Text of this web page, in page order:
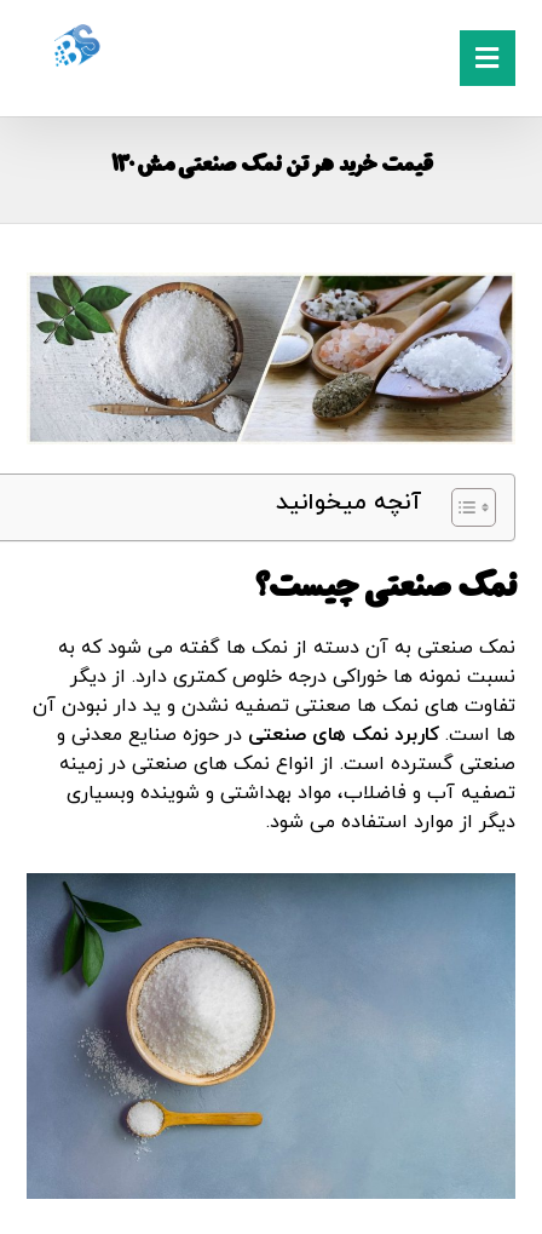
قیمت خرید هر تن نمک صنعتی مش 130
آنچه میخوانید
نمک صنعتی چیست؟
نمک صنعتی به آن دسته از نمک ها گفته می شود که به
نسبت نمونه ها خوراکی درجه خلوص کمتری دارد. از دیگر
تفاوت های نمک ها صعنتی تصفیه نشدن و ید دار نبودن آن
ها است.کاربرد نمک های صنعتی در حوزه صنایع معدنی و
صنعتی گسترده است. از انواع نمک های صنعتی در زمینه
تصفیه آب و فاضلاب، مواد بهداشتی و شوینده وبسیاری
دیگر از موارد استفاده می شود.